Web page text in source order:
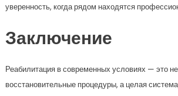
уверенность, когда рядом находятся
Заключение
Реабилитация в современных условиях — это
восстановительные процедуры, а целая